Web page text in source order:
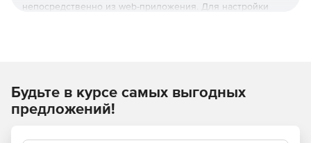
непосредственно из web-приложения. Для настройки
сервер графику, предварительно просматривать и
настраивать ее расположение в области текста.
Компонент PowerWEB TextBox for ASP.NET совместим со
Будьте в курсе самых выгодных
предложений!